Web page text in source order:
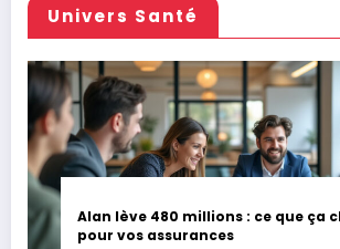
Univers Santé
Alan lève 480 millions : ce que ça
pour vos assurances